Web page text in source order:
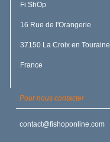
Fi ShOp
16 Rue de l'Orangerie
37150 La Croix en Touraine
France
Pour nous contacter
contact@fishoponline.com